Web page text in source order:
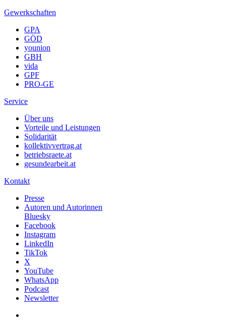
Gewerkschaften
GPA
GÖD
younion
GBH
vida
GPF
PRO-GE
Service
Über uns
Vorteile und Leistungen
Solidarität
kollektivvertrag.at
betriebsraete.at
gesundearbeit.at
Kontakt
Presse
Autoren und Autorinnen
Bluesky
Facebook
Instagram
LinkedIn
TikTok
X
YouTube
WhatsApp
Podcast
Newsletter